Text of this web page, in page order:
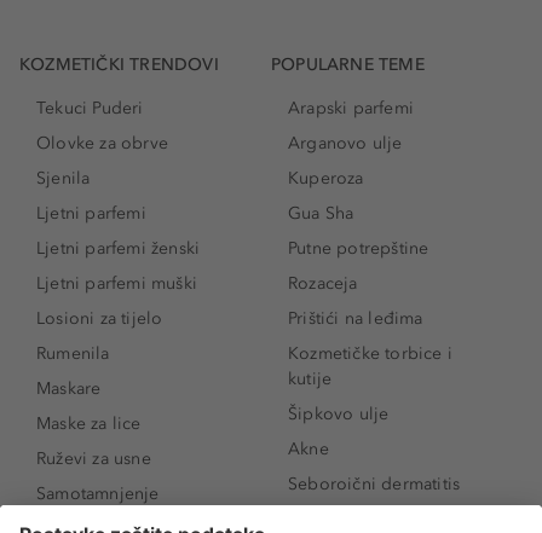
KOZMETIČKI TRENDOVI
Tekuci Puderi
Olovke za obrve
Sjenila
Ljetni parfemi
Ljetni parfemi ženski
Ljetni parfemi muški
Losioni za tijelo
Rumenila
Maskare
Maske za lice
Ruževi za usne
Samotamnjenje
Puderi
POPULARNE TEME
Arapski parfemi
Arganovo ulje
Kuperoza
Gua Sha
Putne potrepštine
Rozaceja
Prištići na leđima
Kozmetičke torbice i
kutije
Šipkovo ulje
Akne
Seboroični dermatitis